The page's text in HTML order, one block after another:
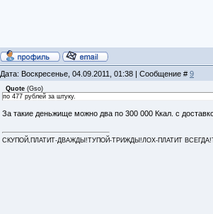
Дата: Воскресенье, 04.09.2011, 01:38 | Сообщение # 9
Quote(Gso)
по 477 рублей за штуку.
За такие деньжище можно два по 300 000 Ккал. с
СКУПОЙ,ПЛАТИТ-ДВАЖДЫ!ТУПОЙ-ТРИЖДЫ!ЛОХ-ПЛАТИТ